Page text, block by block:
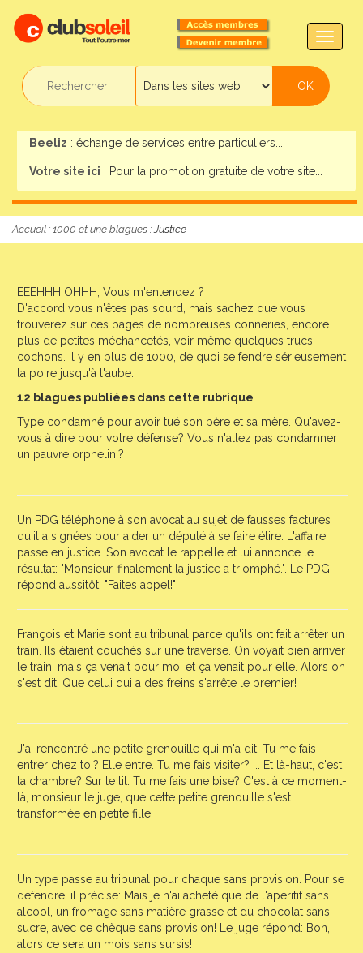
Beeliz : échange de services entre particuliers...
Votre site ici : Pour la promotion gratuite de votre site...
Accueil : 1000 et une blagues : Justice
EEEHHH OHHH, Vous m'entendez ?
D'accord vous n'êtes pas sourd, mais sachez que vous
trouverez sur ces pages de nombreuses conneries, encore
plus de petites méchancetés, voir même quelques trucs
cochons. Il y en plus de 1000, de quoi se fendre sérieusement
la poire jusqu'à l'aube.
12 blagues publiées dans cette rubrique
Type condamné pour avoir tué son père et sa mère. Qu'avez-
vous à dire pour votre défense? Vous n'allez pas condamner
un pauvre orphelin!?
Un PDG téléphone à son avocat au sujet de fausses factures
qu'il a signées pour aider un député à se faire élire. L'affaire
passe en justice. Son avocat le rappelle et lui annonce le
résultat: "Monsieur, finalement la justice a triomphé.". Le PDG
répond aussitôt: "Faites appel!"
François et Marie sont au tribunal parce qu'ils ont fait arrêter un
train. Ils étaient couchés sur une traverse. On voyait bien arriver
le train, mais ça venait pour moi et ça venait pour elle. Alors on
s'est dit: Que celui qui a des freins s'arrête le premier!
J'ai rencontré une petite grenouille qui m'a dit: Tu me fais
entrer chez toi? Elle entre. Tu me fais visiter? ... Et là-haut, c'est
ta chambre? Sur le lit: Tu me fais une bise? C'est à ce moment-
là, monsieur le juge, que cette petite grenouille s'est
transformée en petite fille!
Un type passe au tribunal pour chaque sans provision. Pour se
défendre, il précise: Mais je n'ai acheté que de l'apéritif sans
alcool, un fromage sans matière grasse et du chocolat sans
sucre, avec ce chèque sans provision! Le juge répond: Bon,
alors ce sera un mois sans sursis!